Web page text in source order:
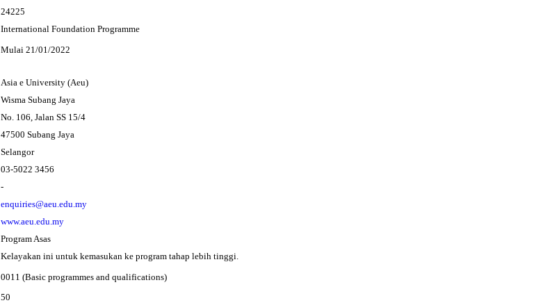
24225
International Foundation Programme
Mulai 21/01/2022
Asia e University (Aeu)
Wisma Subang Jaya
No. 106, Jalan SS 15/4
47500 Subang Jaya
Selangor
03-5022 3456
-
enquiries@aeu.edu.my
www.aeu.edu.my
Program Asas
Kelayakan ini untuk kemasukan ke program tahap lebih tinggi.
0011 (Basic programmes and qualifications)
50